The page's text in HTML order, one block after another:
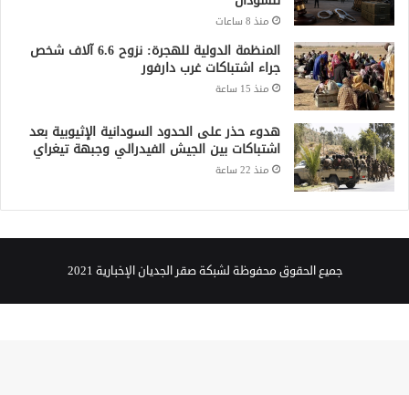
منذ 8 ساعات
المنظمة الدولية للهجرة: نزوح 6.6 آلاف شخص
جراء اشتباكات غرب دارفور
منذ 15 ساعة
هدوء حذر على الحدود السودانية الإثيوبية بعد
اشتباكات بين الجيش الفيدرالي وجبهة تيغراي
منذ 22 ساعة
جميع الحقوق محفوظة لشبكة صقر الجديان الإخبارية 2021